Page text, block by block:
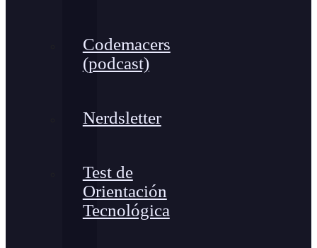
Codemacers
(podcast)
Nerdsletter
Test de
Orientación
Tecnológica